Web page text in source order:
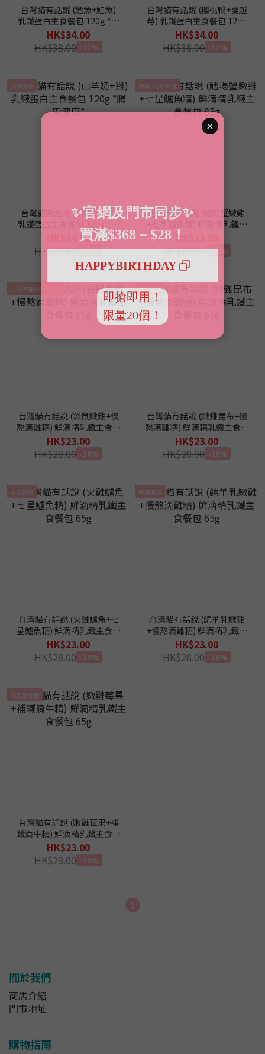
台灣貓有話說 (鱈魚+鮭魚)
乳鐵蛋白主食餐包 120g *眼
睛保健*
HK$34.00
HK$38.00 -11%
台灣貓有話說 (櫻桃鴨+蔓越
莓) 乳鐵蛋白主食餐包 120g
*泌尿道保健*
HK$34.00
HK$38.00 -11%
腸胃健康
台灣貓有話說 (山羊奶+雞)
乳鐵蛋白主食餐包 120g *腸
胃健康*
HK$34.00
HK$38.00 -11%
皮膚x免疫保健
台灣貓有話說 (鱈場蟹嫩雞
+七星鱸魚精) 鮮滴精乳鐵主
食餐包 65g
HK$23.00
HK$28.00 -18%
元氣滋補x維持體態
台灣貓有話說 (袋鼠嫩雞+慢
熬滴雞精) 鮮滴精乳鐵主食餐
包 65g
HK$23.00
HK$28.00 -18%
免疫機能
台灣貓有話說 (嫩雞昆布+慢
熬滴雞精) 鮮滴精乳鐵主食餐
包 65g
HK$23.00
HK$28.00 -18%
皮毛健康
台灣貓有話說 (火雞鱸魚+七
星鱸魚精) 鮮滴精乳鐵主食餐
包 65g
HK$23.00
HK$28.00 -18%
呵護腸胃
台灣貓有話說 (綿羊乳嫩雞
+慢熬滴雞精) 鮮滴精乳鐵主
食餐包 65g
HK$23.00
HK$28.00 -18%
泌尿道保健
台灣貓有話說 (嫩雞莓果+補
鐵滴牛精) 鮮滴精乳鐵主食餐
包 65g
HK$23.00
HK$28.00 -18%
1
關於我們
商店介紹
門市地址
購物指南